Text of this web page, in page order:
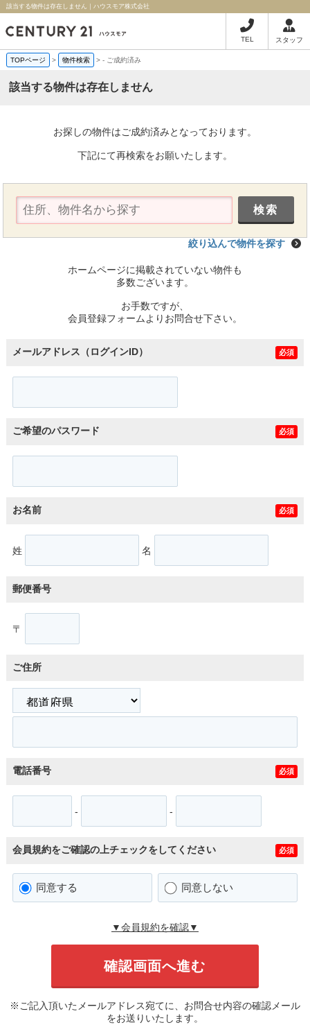
該当する物件は存在しません｜ハウスモア株式会社
TEL スタッフ
TOPページ > 物件検索 >- ご成約済み
該当する物件は存在しません
お探しの物件はご成約済みとなっております。
下記にて再検索をお願いたします。
絞り込んで物件を探す
ホームページに掲載されていない物件も
多数ございます。
お手数ですが、
会員登録フォームよりお問合せ下さい。
メールアドレス（ログインID） 必須
ご希望のパスワード 必須
お名前 必須
姓 名
郵便番号
〒
ご住所
電話番号 必須
- -
会員規約をご確認の上チェックをしてください 必須
同意する 同意しない
▼会員規約を確認▼
※ご記入頂いたメールアドレス宛てに、お問合せ内容の確認メール
をお送りいたします。